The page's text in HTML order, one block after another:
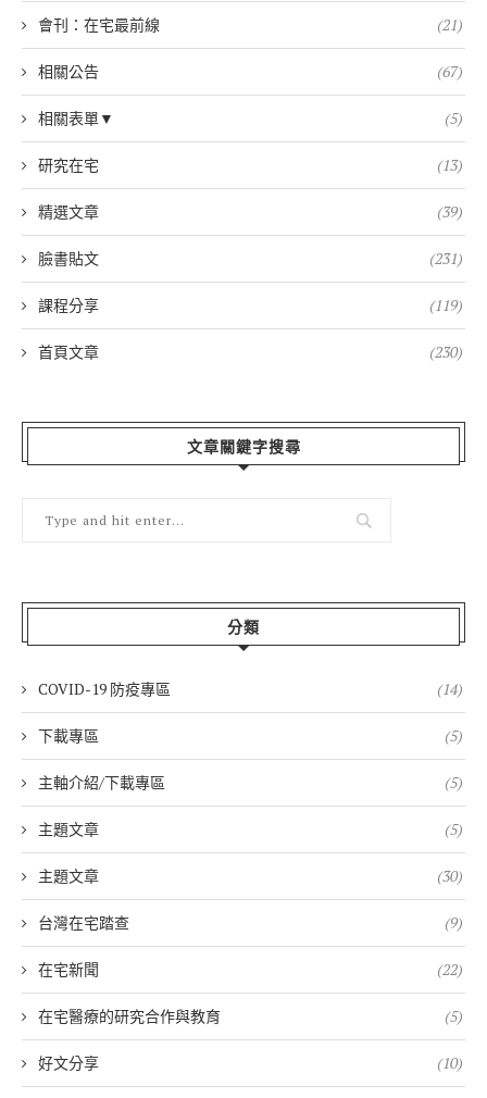
會刊：在宅最前線 (21)
相關公告 (67)
相關表單▼ (5)
研究在宅 (13)
精選文章 (39)
臉書貼文 (231)
課程分享 (119)
首頁文章 (230)
文章關鍵字搜尋
分類
COVID-19 防疫專區 (14)
下載專區 (5)
主軸介紹/下載專區 (5)
主題文章 (5)
主題文章 (30)
台灣在宅踏查 (9)
在宅新聞 (22)
在宅醫療的研究合作與教育 (5)
好文分享 (10)